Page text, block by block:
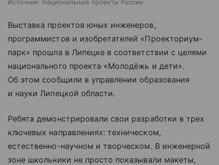
Источник: Национальные проекты России
Выставка проектов юных инженеров,
программистов и изобретателей «Проекториум-
парк» прошла в Липецке в соответствии с целями
национального проекта «Молодёжь и дети».
Об этом сообщили в управлении образования
и науки Липецкой области.
Ребята демонстрировали свои разработки в трех
ключевых направлениях: техническом,
естественно-научном и творческом. В инженерной
зоне школьники не просто показывали макеты,